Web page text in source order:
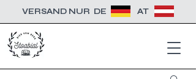
VERSAND NUR DE AT